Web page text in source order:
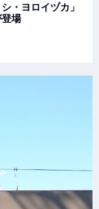
・ヨロイヅカ」
場